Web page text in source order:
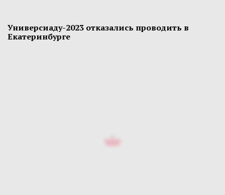
Универсиаду-2023 отказались проводить в
Екатеринбурге